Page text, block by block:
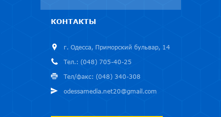
КОНТАКТЫ
г. Одесса, Приморский бульвар, 14
Тел.: (048) 705-40-25
Тел/факс: (048) 340-308
odessamedia.net20@gmail.com